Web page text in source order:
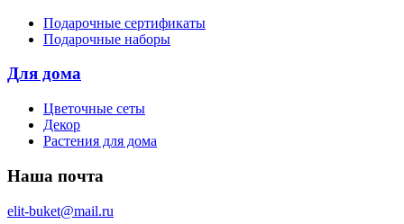
Подарочные сертификаты
Подарочные наборы
Для дома
Цветочные сеты
Декор
Растения для дома
Наша почта
elit-buket@mail.ru